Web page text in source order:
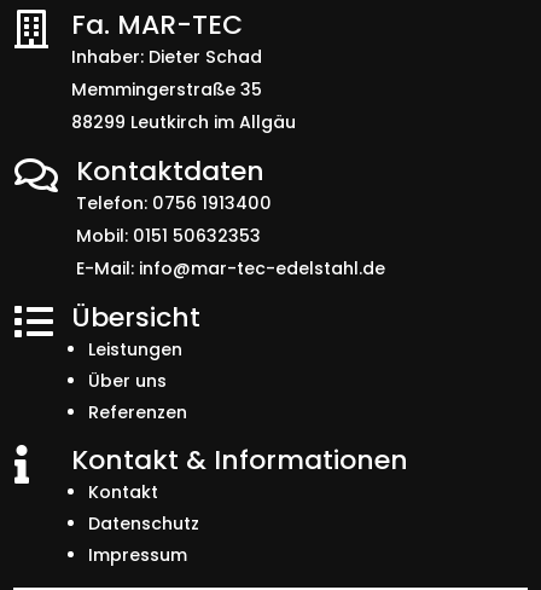
 Fa. MAR-TEC
Inhaber: Dieter Schad
Memmingerstraße 35
88299 Leutkirch im Allgäu
 Kontaktdaten
Telefon: 0756 1913400
Mobil: 0151 50632353
E-Mail: info@mar-tec-edelstahl.de
 Übersicht
Leistungen
Über uns
Referenzen
 Kontakt & Informationen
Kontakt
Datenschutz
Impressum